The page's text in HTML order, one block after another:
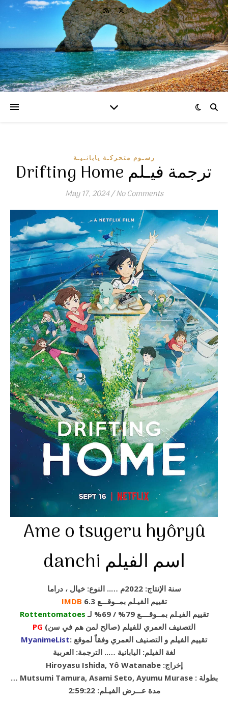
رسـوم متحركـة يابانـيـة
Drifting Home ترجمة فيـلم
May 17, 2024/No Comments
Ame o tsugeru hyôryû
danchi اسم الفيلم
سنة الإنتاج: 2022م ….. النوع: خيال ، دراما
IMDB
تقييم الفيـلم بمــوقـــع 6.3
Rottentomatoes
تقييم الفيـلم بمــوقــــع 79% / 69% لـ
PG (التصنيف العمري للفيلم (صالح لمن هم في سن
MyanimeList : تقييم الفيلم و التصنيف العمري وفقاً لموقع
لغة الفيلم: اليابانية ….. الترجمة: العربية
Hiroyasu Ishida, Yô Watanabe :إخراج
… Mutsumi Tamura, Asami Seto, Ayumu Murase : بطولة
2:59:22 :مدة عـــرض الفيـلم